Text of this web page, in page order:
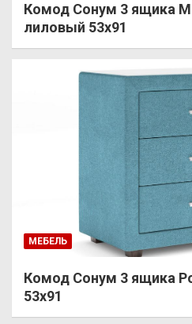
Комод Сонум 3 ящика
лиловый 53х91
МЕБЕЛЬ
Комод Сонум 3 ящика
53х91